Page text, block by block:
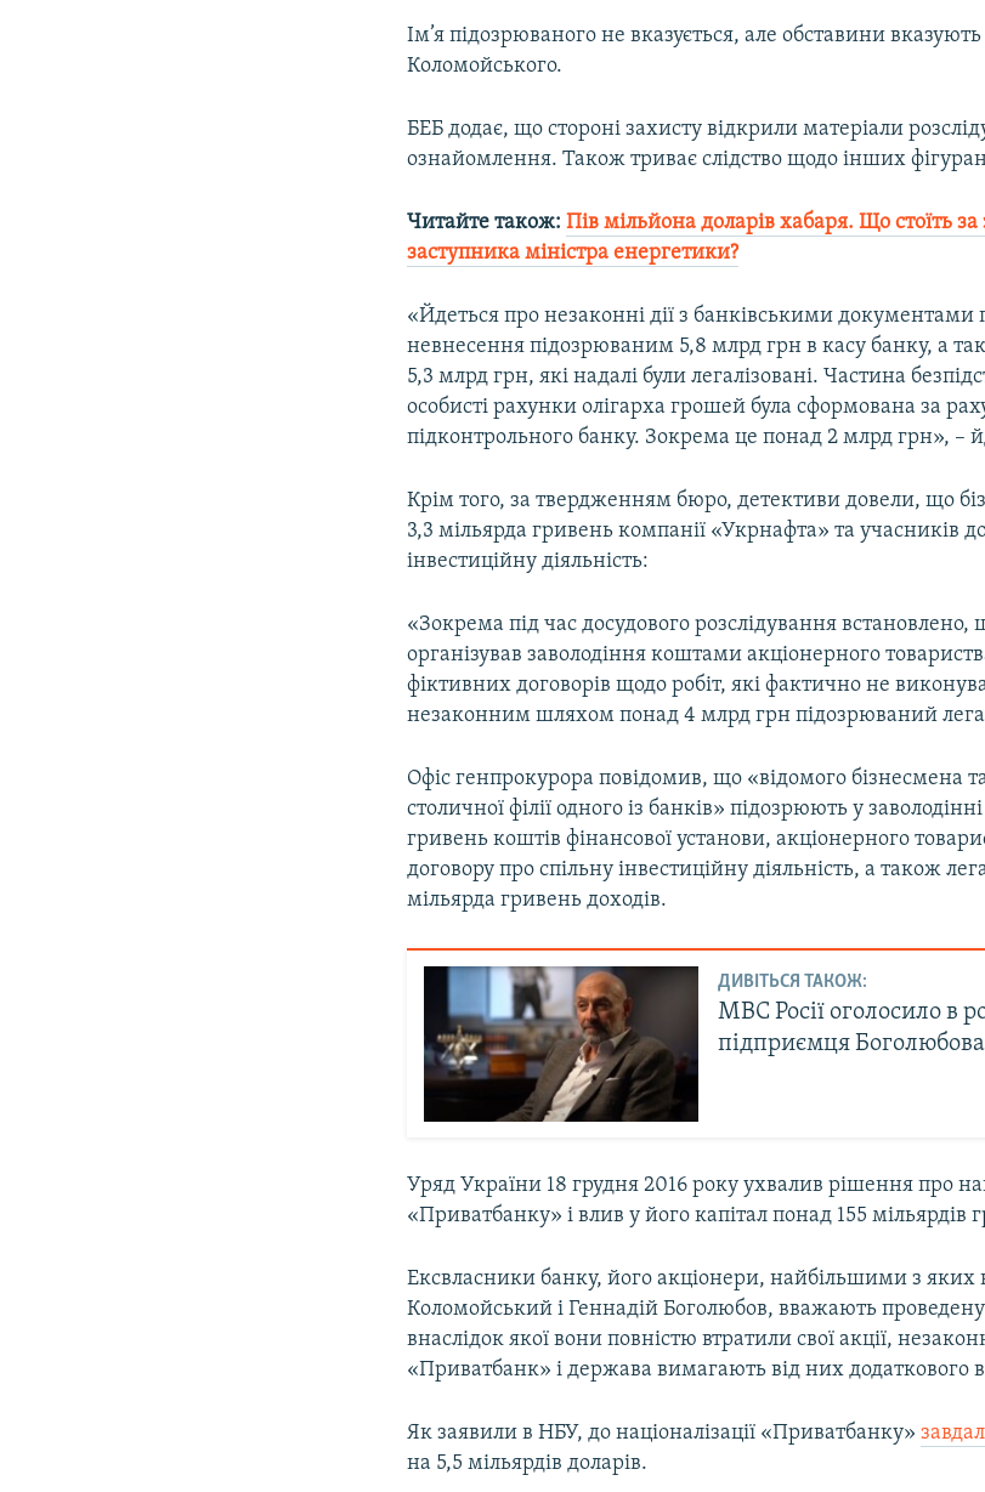
Ім’я підозрюваного не вказується, але обставини
Коломойського.
БЕБ додає, що стороні захисту відкрили матеріали
ознайомлення. Також триває слідство щодо інших
Читайте також:Пів мільйона доларів хабаря. Що стоїть
заступника міністра енергетики?
«Йдеться про незаконні дії з банківськими документами
невнесення підозрюваним 5,8 млрд грн в касу банку, а
5,3 млрд грн, які надалі були легалізовані. Частина
особисті рахунки олігарха грошей була сформована за
підконтрольного банку. Зокрема це понад 2 млрд грн», –
Крім того, за твердженням бюро, детективи довели, що
3,3 мільярда гривень компанії «Укрнафта» та учасників
інвестиційну діяльність:
«Зокрема під час досудового розслідування
організував заволодіння коштами акціонерного
фіктивних договорів щодо робіт, які фактично не
незаконним шляхом понад 4 млрд грн підозрюваний
Офіс генпрокурора повідомив, що «відомого бізнесмена
столичної філії одного із банків» підозрюють у
гривень коштів фінансової установи, акціонерного
договору про спільну інвестиційну діяльність, а також
мільярда гривень доходів.
ДИВІТЬСЯ ТАКОЖ:
МВС Росії оголосило в
підприємця Боголюбова
Уряд України 18 грудня 2016 року ухвалив рішення про
«Приватбанку» і влив у його капітал понад 155 мільярдів
Ексвласники банку, його акціонери, найбільшими з яких
Коломойський і Геннадій Боголюбов, вважають проведену
внаслідок якої вони повністю втратили свої акції,
«Приватбанк» і держава вимагають від них додаткового
Як заявили в НБУ, до націоналізації «Приватбанку»
на 5,5 мільярдів доларів.